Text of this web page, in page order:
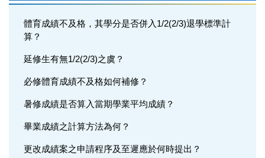
學籍問題
成績問題
輔系(所、學位學程)問題
雙主修問題
轉系問題
體育成績不及格，其學分是否併入1/2(2/3)退學標準計
算？
延修生有無1/2(2/3)之虞？
必修體育成績不及格如何補修？
暑修成績是否算入當期學業平均成績？
畢業成績之計算方法為何？
更改成績案之申請程序及至遲應於何時提出？